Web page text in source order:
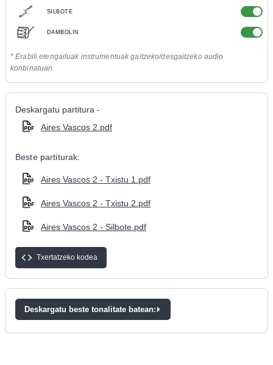
SILBOTE
DAMBOLIN
* Erabili etengailuak instrumentuak gaitzeko/desgaitzeko audio
konbinatuan.
Deskargatu partitura -
Aires Vascos 2.pdf
Beste partiturak:
Aires Vascos 2 - Txistu 1.pdf
Aires Vascos 2 - Txistu 2.pdf
Aires Vascos 2 - Silbote.pdf
Txertatzeko kodea
Deskargatu beste tonalitate batean: